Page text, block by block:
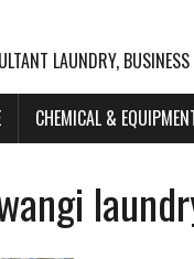
LAUNDRY,
CHEMICAL &